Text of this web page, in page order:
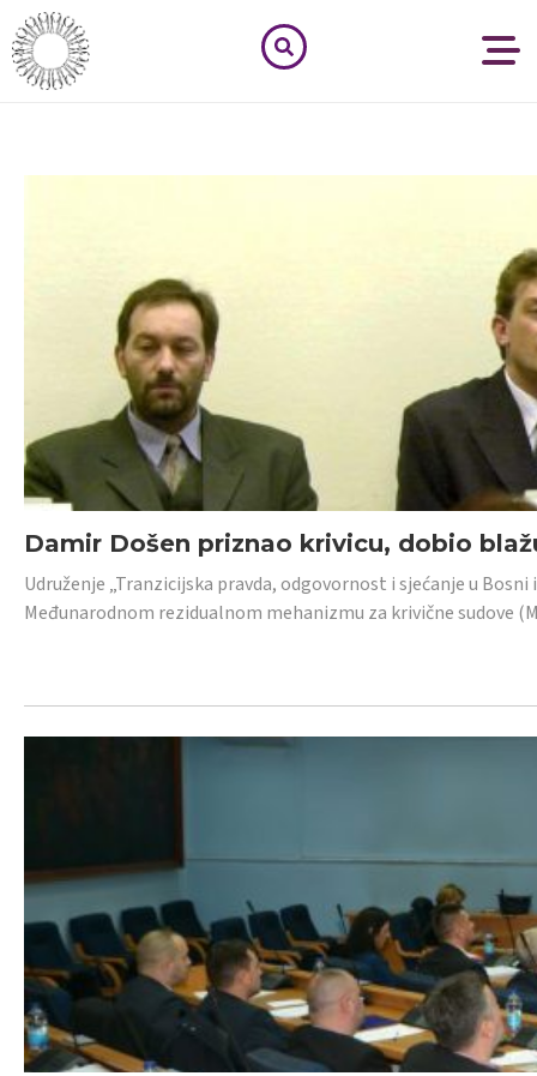
Damir Došen priznao krivicu, dobio
Udruženje „Tranzicijska pravda, odgovornost i sjećanje u
Međunarodnom rezidualnom mehanizmu za krivične sudove